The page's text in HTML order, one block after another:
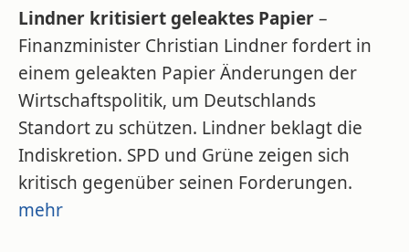
Lindner kritisiert geleaktes Papier–
Finanzminister Christian Lindner fordert in
einem geleakten Papier Änderungen der
Wirtschaftspolitik, um Deutschlands
Standort zu schützen. Lindner beklagt die
Indiskretion. SPD und Grüne zeigen sich
kritisch gegenüber seinen Forderungen.
mehr